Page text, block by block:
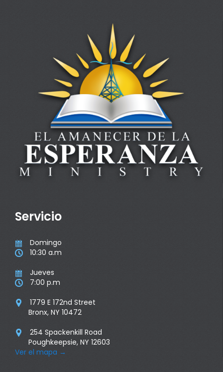
Servicio
 Domingo
 10:30 a.m
 Jueves
 7:00 p.m

1779 E 172nd Street
Bronx, NY 10472

254 Spackenkill Road
Poughkeepsie, NY 12603
Ver el mapa →